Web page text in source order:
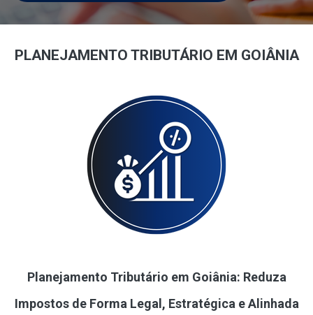
PLANEJAMENTO TRIBUTÁRIO EM GOIÂNIA
Planejamento Tributário em Goiânia: Reduza
Impostos de Forma Legal, Estratégica e Alinhada